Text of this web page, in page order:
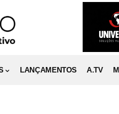
LANÇAMENTOS A.TV